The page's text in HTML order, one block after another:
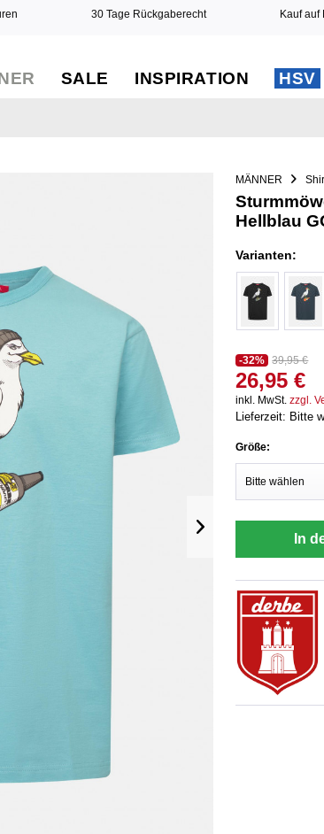
30 Tage Rückgaberecht Kauf auf
SALE INSPIRATION HSV
MÄNNER
Hellblau
Varianten:
-32% 39,95 €
26,95 €
inkl. MwSt.zzgl.
Lieferzeit: Bitte
Größe:
In